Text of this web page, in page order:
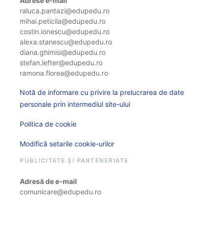
raluca.pantazi@edupedu.ro
mihai.peticila@edupedu.ro
costin.ionescu@edupedu.ro
alexa.stanescu@edupedu.ro
diana.ghimisi@edupedu.ro
stefan.lefter@edupedu.ro
ramona.florea@edupedu.ro
Notă de informare cu privire la prelucrarea de date
personale prin intermediul site-ului
Politica de cookie
Modifică setarile cookie-urilor
PUBLICITATE ȘI PARTENERIATE
Adresă de e-mail
comunicare@edupedu.ro